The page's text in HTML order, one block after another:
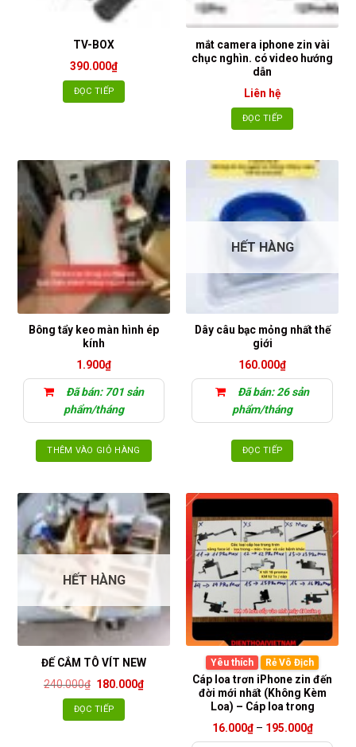
có
được
chọn
trên
trang
TV-BOX
390.000₫
ĐỌC TIẾP
mắt camera iphone zin vài
chục nghìn. có video hướng
dẫn
Liên hệ
ĐỌC TIẾP
Bông tẩy keo màn hình ép
kính
1.900₫
Đã bán: 701 sản
phẩm/tháng
THÊM VÀO GIỎ HÀNG
HẾT HÀNG
Dây câu bạc mỏng nhất thế
giới
160.000₫
Đã bán: 26 sản
phẩm/tháng
ĐỌC TIẾP
HẾT HÀNG
ĐẾ CẮM TÔ VÍT NEW
240.000₫ Giá
là:
240.000₫.
180.000₫Giá
ĐỌC TIẾP
Yêu thích Rẻ Vô Địch
Cáp loa trơn iPhone zin đến
đời mới nhất (Không Kèm
Loa) – Cáp loa trong
16.000₫ – 195.000₫Khoảng
giá: